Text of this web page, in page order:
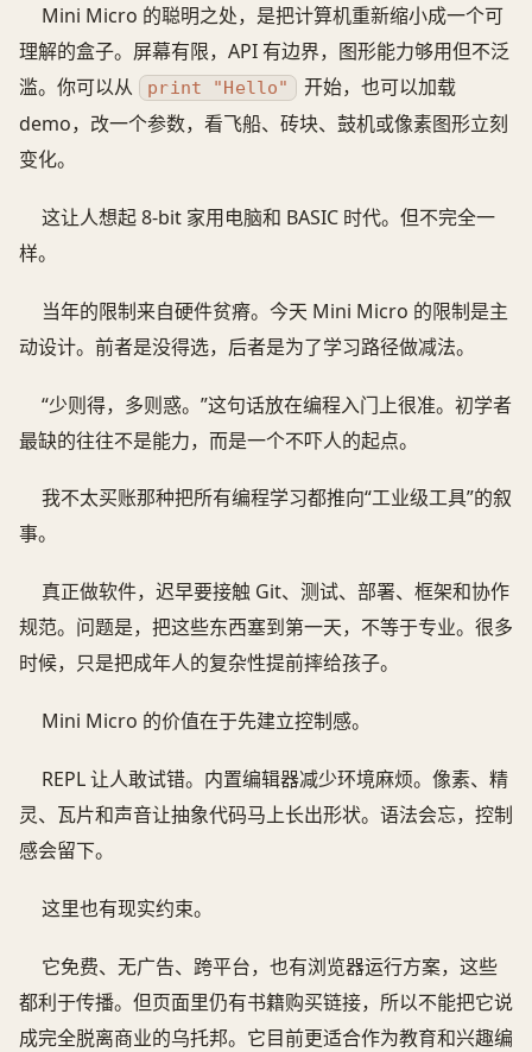
Mini Micro 的聪明之处，是把计算机重新缩小成一个可
理解的盒子。屏幕有限，API 有边界，图形能力够用但不泛
滥。你可以从
print "Hello"
开始，也可以加载
demo，改一个参数，看飞船、砖块、鼓机或像素图形立刻
变化。
这让人想起 8-bit 家用电脑和 BASIC 时代。但不完全一
样。
当年的限制来自硬件贫瘠。今天 Mini Micro 的限制是主
动设计。前者是没得选，后者是为了学习路径做减法。
“少则得，多则惑。”这句话放在编程入门上很准。初学者
最缺的往往不是能力，而是一个不吓人的起点。
我不太买账那种把所有编程学习都推向“工业级工具”的叙
事。
真正做软件，迟早要接触 Git、测试、部署、框架和协作
规范。问题是，把这些东西塞到第一天，不等于专业。很多
时候，只是把成年人的复杂性提前摔给孩子。
Mini Micro 的价值在于先建立控制感。
REPL 让人敢试错。内置编辑器减少环境麻烦。像素、精
灵、瓦片和声音让抽象代码马上长出形状。语法会忘，控制
感会留下。
这里也有现实约束。
它免费、无广告、跨平台，也有浏览器运行方案，这些
都利于传播。但页面里仍有书籍购买链接，所以不能把它说
成完全脱离商业的乌托邦。它目前更适合作为教育和兴趣编